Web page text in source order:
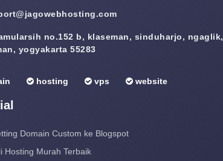
no.152 b, klaseman, sinduharjo, ngaglik,
yogyakarta 55283
hosting vps website
Domain Custom ke Blogspot
Hosting Murah Terbaik